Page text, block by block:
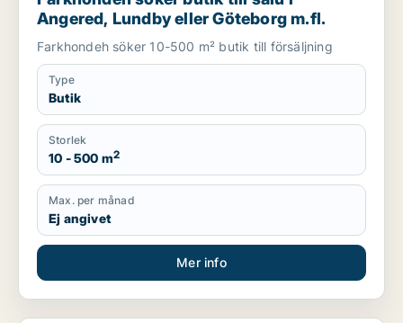
Angered, Lundby eller Göteborg m.fl.
Farkhondeh söker 10-500 m² butik till försäljning
Type
Butik
Storlek
10 - 500 m2
Max. per månad
Ej angivet
Mer info